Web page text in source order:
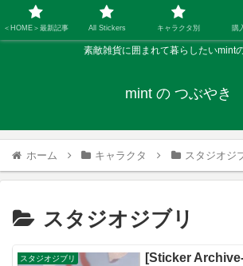
素敵雑貨に囲まれて暮らしたいmint
mint の つぶやき
ホーム キャラクタ スタジオジ
スタジオジブリ
スタジオジブリ
[Sticker
＜HOME＞最新記事 All Stickers キャラクタ別 購